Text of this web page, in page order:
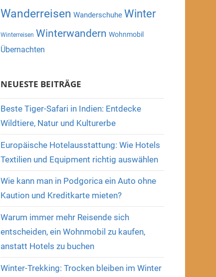
Wanderreisen Wanderschuhe Winter
Winterreisen Winterwandern Wohnmobil
Übernachten
NEUESTE BEITRÄGE
Beste Tiger-Safari in Indien: Entdecke
Wildtiere, Natur und Kulturerbe
Europäische Hotelausstattung: Wie Hotels
Textilien und Equipment richtig auswählen
Wie kann man in Podgorica ein Auto ohne
Kaution und Kreditkarte mieten?
Warum immer mehr Reisende sich
entscheiden, ein Wohnmobil zu kaufen,
anstatt Hotels zu buchen
Winter-Trekking: Trocken bleiben im Winter